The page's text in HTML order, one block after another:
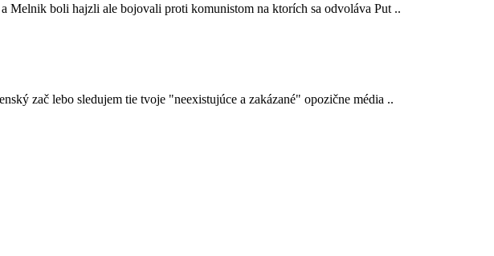
Melnik boli hajzli ale bojovali proti komunistom na ktorích sa odvoláva Put ..
zač lebo sledujem tie tvoje "neexistujúce a zakázané" opozične média ..